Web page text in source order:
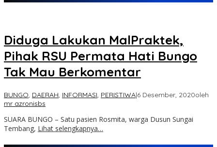
Diduga Lakukan MalPraktek,
Pihak RSU Permata Hati Bungo
Tak Mau Berkomentar
BUNGO, DAERAH, INFORMASI, PERISTIWA|6 Desember, 2020oleh
mr azronisbs
SUARA BUNGO – Satu pasien Rosmita, warga Dusun Sungai
Tembang, Lihat selengkapnya…